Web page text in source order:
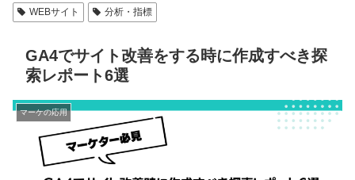
WEBサイト 分析・指標
GA4でサイト改善をする時に作成すべき探
索レポート6選
マーケの応用